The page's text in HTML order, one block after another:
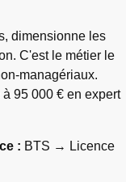
dimensionne les
C'est le métier le
managériaux.
95 000 € en expert
: BTS → Licence